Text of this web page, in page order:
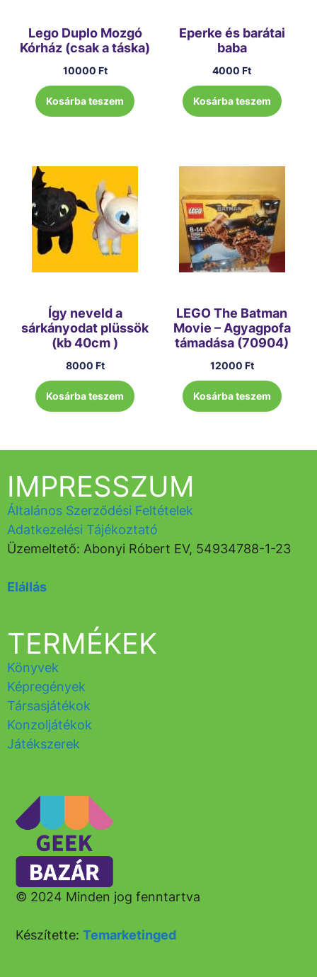
Lego Duplo Mozgó
Kórház (csak a táska)
10000 Ft
Kosárba teszem
Eperke és barátai
baba
4000Ft
Kosárba teszem
Így neveld a
sárkányodat plüssök
(kb 40cm )
8000 Ft
Kosárba teszem
LEGO The Batman
Movie – Agyagpofa
támadása (70904)
12000 Ft
Kosárba teszem
© 2024 Minden jog fenntartva
Készítette:Temarketinged
TERMÉKEK
Könyvek
Képregények
Társasjátékok
Konzoljátékok
Játékszerek
IMPRESSZUM
Általános Szerződési Feltételek
Adatkezelési Tájékoztató
Üzemeltető: Abonyi Róbert EV, 54934788-1-23
Elállás